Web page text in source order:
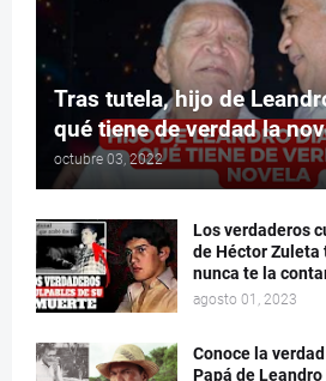
Tras tutela, hijo de
qué tiene de verdad la
octubre 03, 2022
Los verdaderos
de Héctor Zuleta
nunca te la
agosto 01, 2023
Conoce la
Papá de Leandro